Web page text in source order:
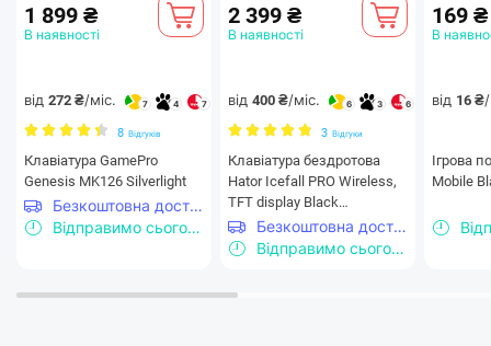
1 899 ₴
В наявності
від 272 ₴/міс. 7 4 7
8 Відгуків
Клавіатура GamePro
Genesis MK126 Silverlight
Безкоштовна доставка
Відправимо сьогодні
2 399 ₴
В наявності
від 400 ₴/міс. 6 3 6
3 Відгуки
Клавіатура бездротова
Hator Icefall PRO Wireless,
TFT display Black
(HTK450UA)
Безкоштовна доставка
Відправимо сьогодні
169 ₴
В
від 16 ₴
Iгрова
Mobile